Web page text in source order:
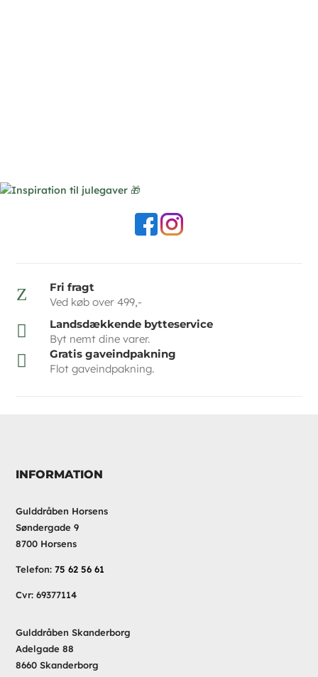
Z
Fri fragt
Ved køb over 499,-

Landsdækkende bytteservice
Byt nemt dine varer.

Gratis gaveindpakning
Flot gaveindpakning.
INFORMATION
Gulddråben Horsens
Søndergade 9
8700 Horsens
Telefon:75 62 56 61
Cvr: 69377114
Gulddråben Skanderborg
Adelgade 88
8660 Skanderborg